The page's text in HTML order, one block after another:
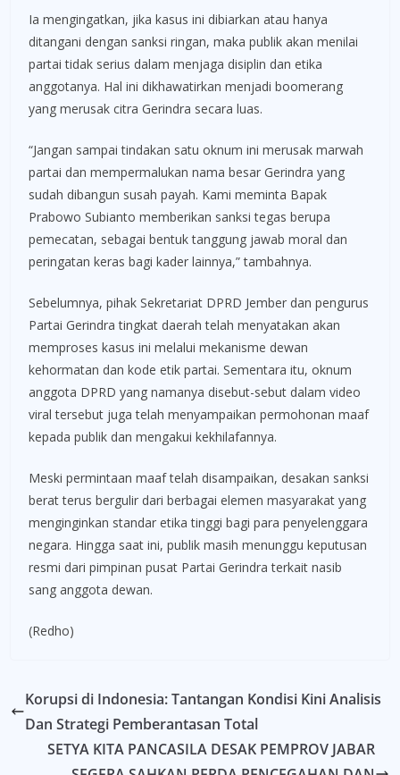
Ia mengingatkan, jika kasus ini dibiarkan atau hanya
ditangani dengan sanksi ringan, maka publik akan menilai
partai tidak serius dalam menjaga disiplin dan etika
anggotanya. Hal ini dikhawatirkan menjadi boomerang
yang merusak citra Gerindra secara luas.
“Jangan sampai tindakan satu oknum ini merusak marwah
partai dan mempermalukan nama besar Gerindra yang
sudah dibangun susah payah. Kami meminta Bapak
Prabowo Subianto memberikan sanksi tegas berupa
pemecatan, sebagai bentuk tanggung jawab moral dan
peringatan keras bagi kader lainnya,” tambahnya.
Sebelumnya, pihak Sekretariat DPRD Jember dan pengurus
Partai Gerindra tingkat daerah telah menyatakan akan
memproses kasus ini melalui mekanisme dewan
kehormatan dan kode etik partai. Sementara itu, oknum
anggota DPRD yang namanya disebut-sebut dalam video
viral tersebut juga telah menyampaikan permohonan maaf
kepada publik dan mengakui kekhilafannya.
Meski permintaan maaf telah disampaikan, desakan sanksi
berat terus bergulir dari berbagai elemen masyarakat yang
menginginkan standar etika tinggi bagi para penyelenggara
negara. Hingga saat ini, publik masih menunggu keputusan
resmi dari pimpinan pusat Partai Gerindra terkait nasib
sang anggota dewan.
(Redho)
Korupsi di Indonesia: Tantangan Kondisi Kini Analisis
Dan Strategi Pemberantasan Total
SETYA KITA PANCASILA DESAK PEMPROV JABAR